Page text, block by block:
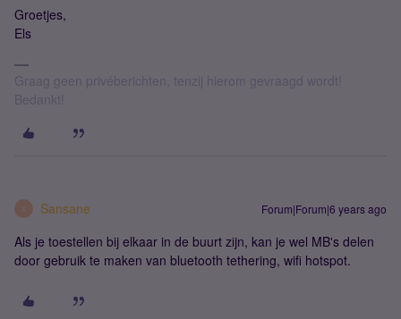
Groetjes,
Els
Graag geen privéberichten, tenzij hierom gevraagd wordt!
Bedankt!
S Sansane Forum|Forum|6 years ago
Als je toestellen bij elkaar in de buurt zijn, kan je wel MB's delen
door gebruik te maken van bluetooth tethering, wifi hotspot.